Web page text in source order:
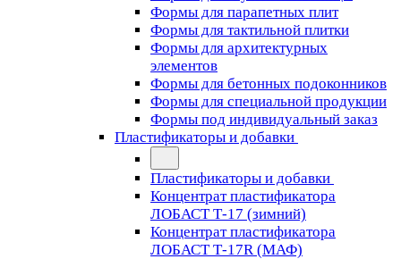
Формы для парапетных плит
Формы для тактильной плитки
Формы для архитектурных
элементов
Формы для бетонных подоконников
Формы для специальной продукции
Формы под индивидуальный заказ
Пластификаторы и добавки
Пластификаторы и добавки
Концентрат пластификатора
ЛОБАСТ Т-17 (зимний)
Концентрат пластификатора
ЛОБАСТ Т-17R (МАФ)